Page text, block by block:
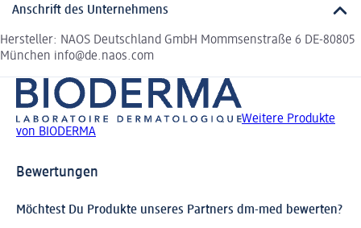
Anschrift des Unternehmens
Hersteller: NAOS Deutschland GmbH Mommsenstraße 6 DE-80805
München info@de.naos.com
Weitere Produkte
von BIODERMA
Bewertungen
Möchtest Du Produkte unseres Partners dm-med bewerten?